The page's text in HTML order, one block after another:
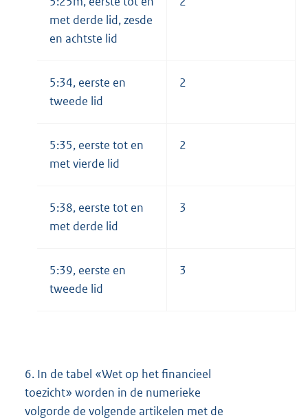
met derde lid, zesde
en achtste lid
5:34, eerste en
tweede lid
2
5:35, eerste tot en
met vierde lid
2
5:38, eerste tot en
met derde lid
3
5:39, eerste en
tweede lid
3
6. In de tabel «Wet op het financieel
toezicht» worden in de numerieke
volgorde de volgende artikelen met de